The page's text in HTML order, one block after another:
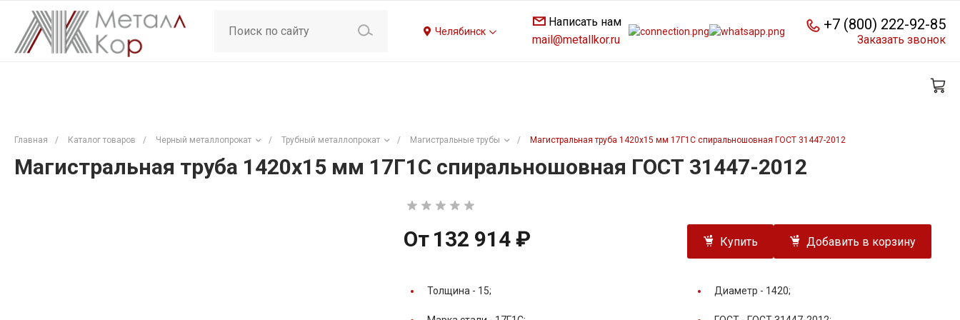
Челябинск
Написать нам
mail@metallkor.ru
+7 (800) 222-92-85
Заказать звонок
Главная / Каталог товаров / Черный металлопрокат / Трубный металлопрокат / Магистральные трубы / Магистральная труба 1420х15 мм 17Г1С спиральношовная ГОСТ 31447-2012
Магистральная труба 1420х15 мм 17Г1С спиральношовная ГОСТ 31447-2012
От 132 914 ₽ Купить Добавить в корзину
Толщина - 15; Диаметр - 1420;